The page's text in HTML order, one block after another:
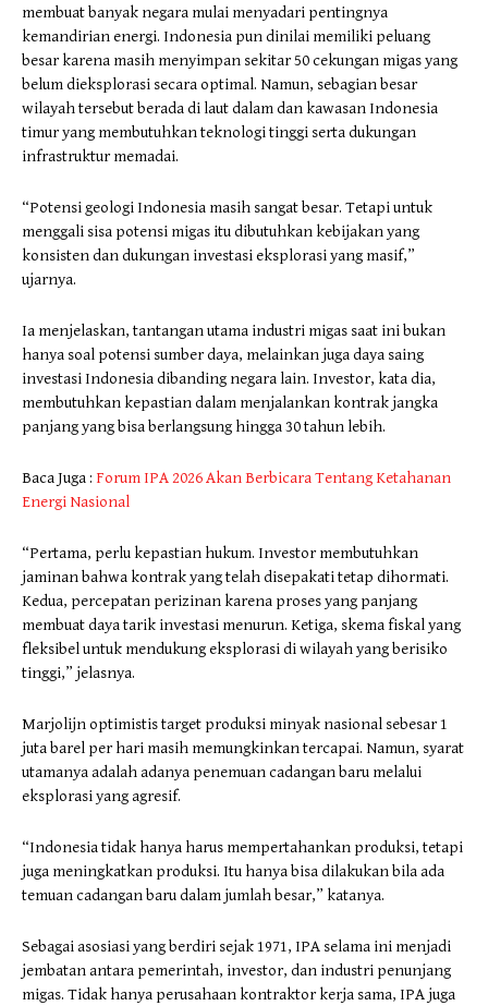
membuat banyak negara mulai menyadari pentingnya
kemandirian energi. Indonesia pun dinilai memiliki peluang
besar karena masih menyimpan sekitar 50 cekungan migas yang
belum dieksplorasi secara optimal. Namun, sebagian besar
wilayah tersebut berada di laut dalam dan kawasan Indonesia
timur yang membutuhkan teknologi tinggi serta dukungan
infrastruktur memadai.
“Potensi geologi Indonesia masih sangat besar. Tetapi untuk
menggali sisa potensi migas itu dibutuhkan kebijakan yang
konsisten dan dukungan investasi eksplorasi yang masif,”
ujarnya.
Ia menjelaskan, tantangan utama industri migas saat ini bukan
hanya soal potensi sumber daya, melainkan juga daya saing
investasi Indonesia dibanding negara lain. Investor, kata dia,
membutuhkan kepastian dalam menjalankan kontrak jangka
panjang yang bisa berlangsung hingga 30 tahun lebih.
Baca Juga : Forum IPA 2026 Akan Berbicara Tentang Ketahanan
Energi Nasional
“Pertama, perlu kepastian hukum. Investor membutuhkan
jaminan bahwa kontrak yang telah disepakati tetap dihormati.
Kedua, percepatan perizinan karena proses yang panjang
membuat daya tarik investasi menurun. Ketiga, skema fiskal yang
fleksibel untuk mendukung eksplorasi di wilayah yang berisiko
tinggi,” jelasnya.
Marjolijn optimistis target produksi minyak nasional sebesar 1
juta barel per hari masih memungkinkan tercapai. Namun, syarat
utamanya adalah adanya penemuan cadangan baru melalui
eksplorasi yang agresif.
“Indonesia tidak hanya harus mempertahankan produksi, tetapi
juga meningkatkan produksi. Itu hanya bisa dilakukan bila ada
temuan cadangan baru dalam jumlah besar,” katanya.
Sebagai asosiasi yang berdiri sejak 1971, IPA selama ini menjadi
jembatan antara pemerintah, investor, dan industri penunjang
migas. Tidak hanya perusahaan kontraktor kerja sama, IPA juga